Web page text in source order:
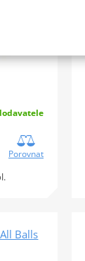
Porovnat
Balls